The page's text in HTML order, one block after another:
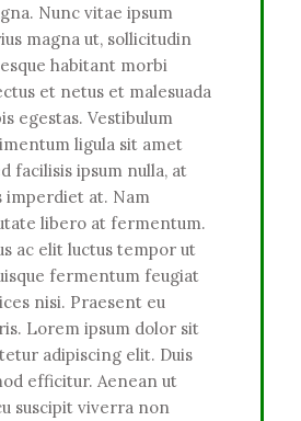
Nunc vitae ipsum
magna ut, sollicitudin
habitant morbi
et netus et malesuada
egestas. Vestibulum
ligula sit amet
facilisis ipsum nulla, at
imperdiet at. Nam
libero at fermentum.
ac elit luctus tempor ut
fermentum feugiat
nisi. Praesent eu
Lorem ipsum dolor sit
adipiscing elit. Duis
efficitur. Aenean ut
suscipit viverra non